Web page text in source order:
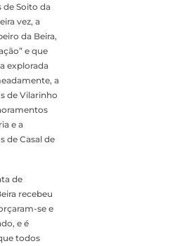
de Soito da
vez, a
da Beira,
e que
explorada
a
de Vilarinho
e a
de Casal de
de
recebeu
se e
e é
todos